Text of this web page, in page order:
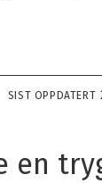
SIST OPPDATERT
en